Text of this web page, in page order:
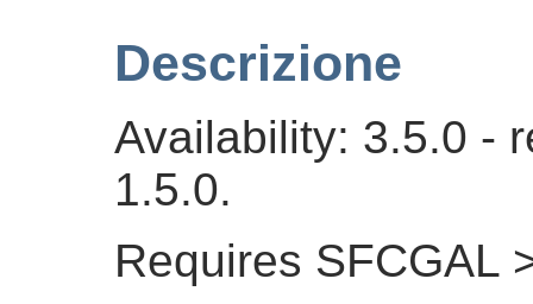
Descrizione
Availability: 3.5.0 -
1.5.0.
Requires SFCGAL